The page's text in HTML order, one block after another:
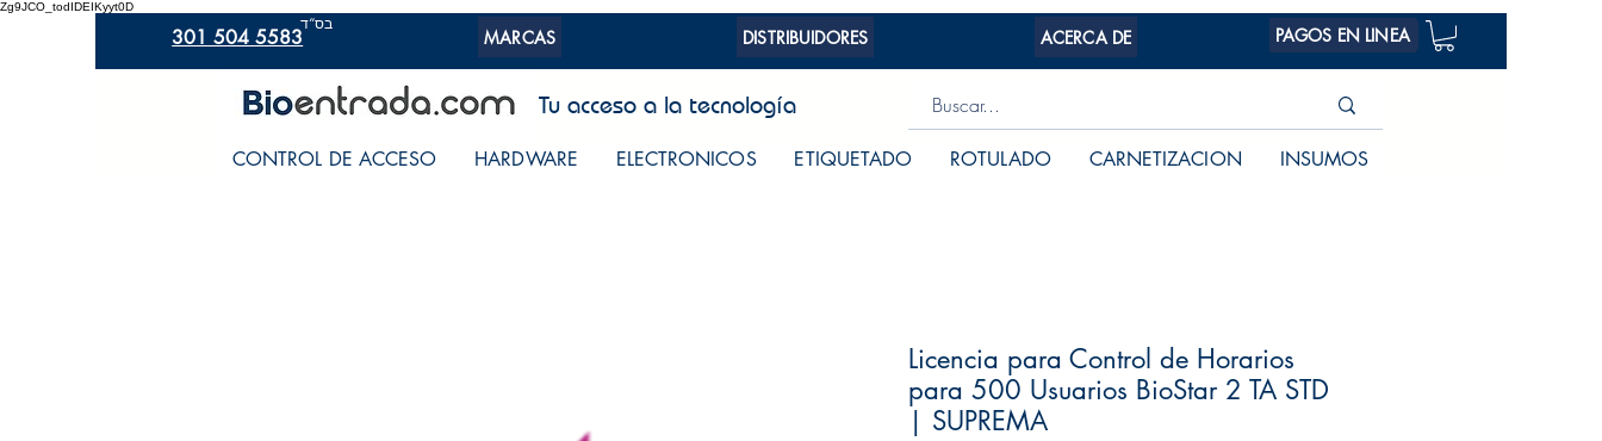
Zg9JCO_todIDEIKyyt0D
301 504 5583
בס“ד
MARCAS DISTRIBUIDORES ACERCA DE PAGOS EN LINEA
Tu acceso a la tecnología
CONTROL DE ACCESO HARDWARE ELECTRONICOS ETIQUETADO ROTULADO CARNETIZACION INSUMOS
Licencia para Control de Horarios
para 500 Usuarios BioStar 2 TA STD
| SUPREMA